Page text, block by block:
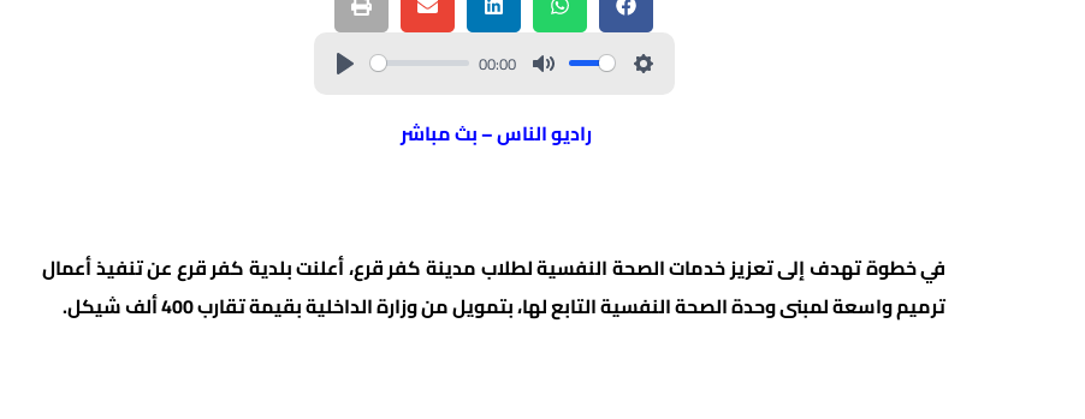
00:00
راديو الناس – بث مباشر
في خطوة تهدف إلى تعزيز خدمات الصحة النفسية لطلاب مدينة كفر قرع، أعلنت بلدية كفر قرع عن تنفيذ أعمال
ترميم واسعة لمبنى وحدة الصحة النفسية التابع لها، بتمويل من وزارة الداخلية بقيمة تقارب 400 ألف شيكل.